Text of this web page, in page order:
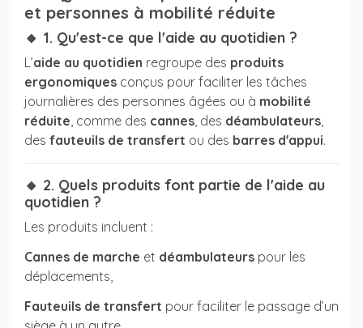
et personnes à mobilité réduite
🔸 1. Qu'est-ce que l'aide au quotidien ?
L’aide au quotidien regroupe des produits
ergonomiques conçus pour faciliter les tâches
journalières des personnes âgées ou à mobilité
réduite, comme des cannes, des déambulateurs,
des fauteuils de transfert ou des barres d'appui.
🔸 2. Quels produits font partie de l'aide au
quotidien ?
Les produits incluent :
Cannes de marche et déambulateurs pour les
déplacements,
Fauteuils de transfert pour faciliter le passage d’un